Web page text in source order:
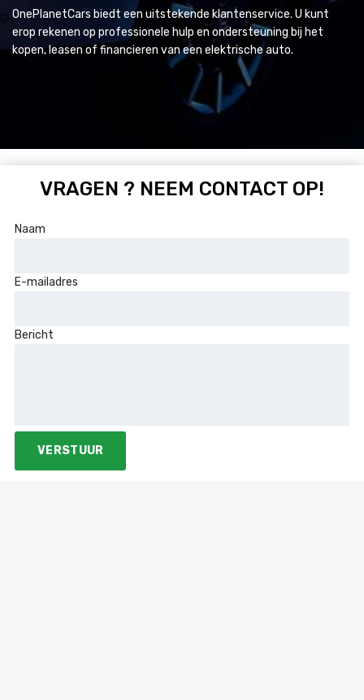
OnePlanetCars biedt een uitstekende klantenservice. U kunt
erop rekenen op professionele hulp en ondersteuning bij het
kopen, leasen of financieren van een elektrische auto.
VRAGEN ? NEEM CONTACT OP!
Naam
E-mailadres
Bericht